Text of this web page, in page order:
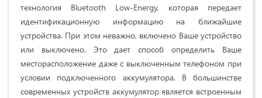
технология Bluetooth Low-Energy, которая передает
идентификационную информацию на ближайшие
устройства. При этом неважно, включено Ваше устройство
или выключено. Это дает способ определить Ваше
месторасположение даже с выключенным телефоном при
условии подключенного аккумулятора. В большинстве
современных устройств аккумулятор является встроенным